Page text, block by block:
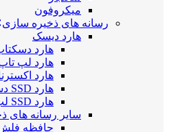
میکروفون
رسانه های ذخیره سازی
هارد دیسک
هارد
هارد لپ
هارد
هارد SSD دسکتاپ
هارد SSD لپ تاپ
سایر رسانه های
حافظه